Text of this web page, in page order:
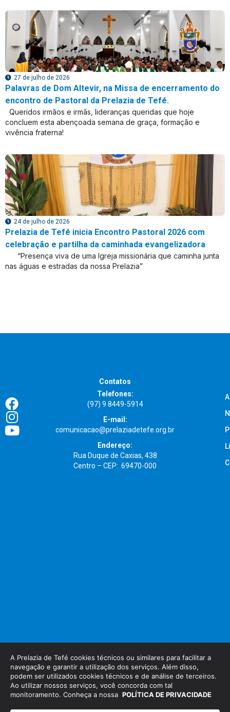
27 de julho de 2026
Palavras de Dom Altevir, na Missa de encerramento do
encontro de Pastoral da Prelazia de Tefé.
Queridos irmãos e irmãs, lideranças queridas que hoje
concluem esta abençoada semana de graça, formação e
vivência fraterna!
24 de julho de 2026
Prelazia de Tefé inicia Encontro Pastoral 2026 com
celebração e partilha da caminhada evangelizadora
“Presença viva de uma Igreja missionária que caminha junta
nas águas e estradas da nossa Prelazia”
Contatos
Telefones:
(97) 9 8449-5914
E-mail:
comunicacao@prelaziadetefe.org.br
Endereço:
Rua Duque de Caxias, 438
Centro – CEP: 69470-000
Copyright Prelazia de Tefé ©
Feito com
por
A Prelazia de Tefé cookies técnicos ou similares para facilitar a
navegação e garantir a utilização dos serviços. Além disso,
podem ser utilizados cookies técnicos e de análise de terceiros.
Ao utilizar nossos serviços, você concorda com tal
monitoramento. Conheça a nossa POLÍTICA DE PRIVACIDADE